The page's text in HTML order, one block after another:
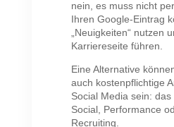
nein, es muss nicht
Ihren Google-Eintrag
„Neuigkeiten“ nutzen
Karriereseite führen.
Eine Alternative
auch kostenpflichtige
Social Media sein:
Social, Performance
Recruiting.